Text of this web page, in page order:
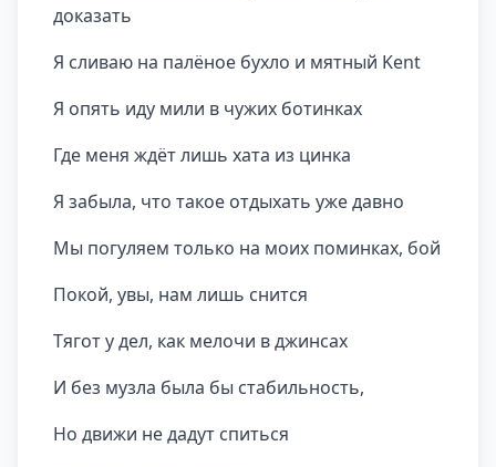
доказать
Я сливаю на палёное бухло и мятный Kent
Я опять иду мили в чужих ботинках
Где меня ждёт лишь хата из цинка
Я забыла, что такое отдыхать уже давно
Мы погуляем только на моих поминках, бой
Покой, увы, нам лишь снится
Тягот у дел, как мелочи в джинсах
И без музла была бы стабильность,
Но движи не дадут спиться